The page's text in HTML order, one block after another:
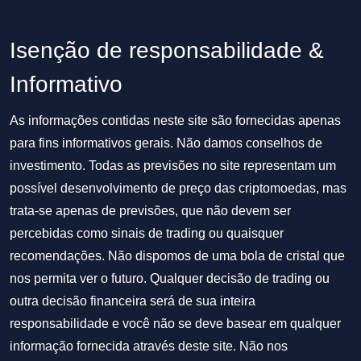
Isenção de responsabilidade &
Informativo
As informações contidas neste site são fornecidas apenas
para fins informativos gerais. Não damos conselhos de
investimento. Todas as previsões no site representam um
possível desenvolvimento de preço das criptomoedas, mas
trata-se apenas de previsões, que não devem ser
percebidas como sinais de trading ou quaisquer
recomendações. Não dispomos de uma bola de cristal que
nos permita ver o futuro. Qualquer decisão de trading ou
outra decisão financeira será de sua inteira
responsabilidade e você não se deve basear em qualquer
informação fornecida através deste site. Não nos